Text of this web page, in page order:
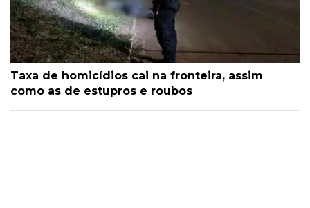
Taxa de homicídios cai na fronteira, assim
como as de estupros e roubos